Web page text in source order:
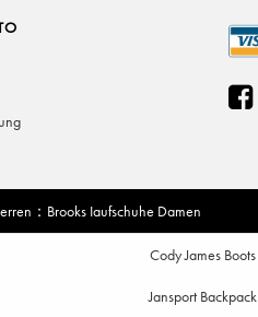
： Brooks Iaufschuhe Damen
Cody James Boots
Jansport Backpack